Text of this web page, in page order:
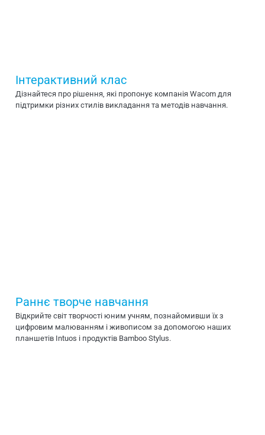
Інтерактивний клас
Дізнайтеся про рішення, які пропонує компанія Wacom для
підтримки різних стилів викладання та методів навчання.
Раннє творче навчання
Відкрийте світ творчості юним учням, познайомивши їх з
цифровим малюванням і живописом за допомогою наших
планшетів Intuos і продуктів Bamboo Stylus.